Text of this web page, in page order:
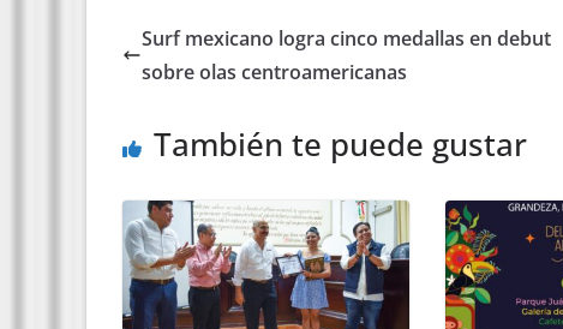
Surf mexicano logra cinco medallas en debut
sobre olas centroamericanas
También te puede gustar